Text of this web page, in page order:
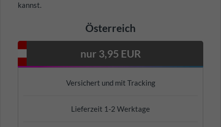
kannst.
Österreich
nur 3,95 EUR
Versichert und mit Tracking
Lieferzeit 1-2 Werktage